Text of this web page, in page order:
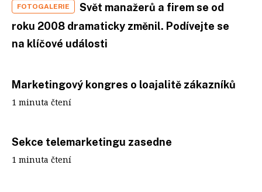
FOTOGALERIE
Svět manažerů a firem se od
roku 2008 dramaticky změnil. Podívejte se
na klíčové události
Marketingový kongres o loajalitě zákazníků
1 minuta čtení
Sekce telemarketingu zasedne
1 minuta čtení